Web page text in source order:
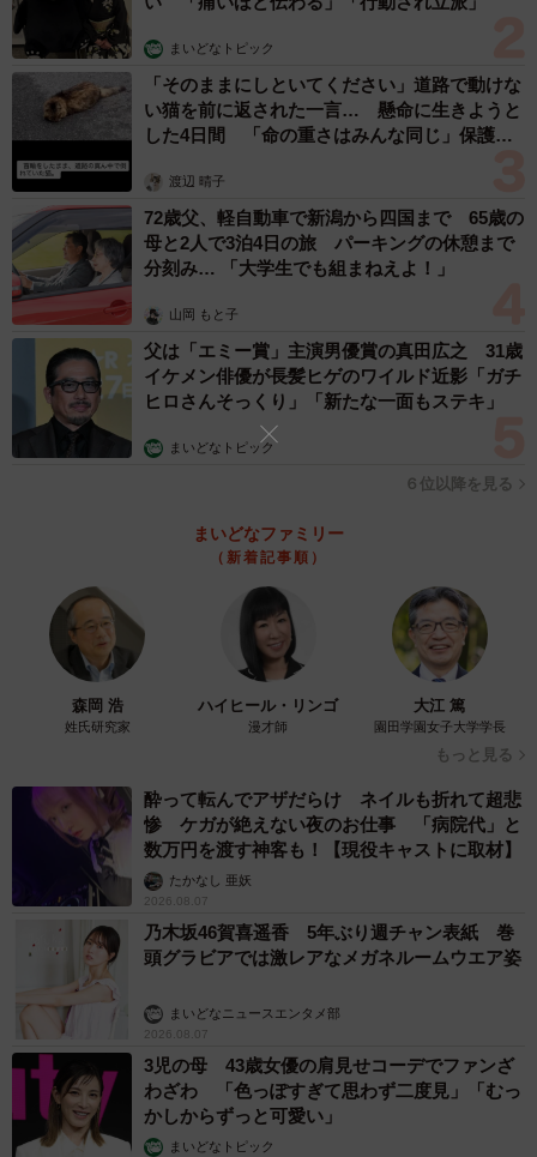
投稿には「長男、ヒーローになれるかな？」と綴られてい
ましたが、その願いは現実のものとなったそう。息子さん
同様、「100」という数字の大きさに周囲のクラスメイトも
驚いて、次々と声を掛けてくれたのだとか。
「息子が回収ボックスにベルマークを入れるところをクラ
スメイトが見ていたようで、『すげーすげー』と言われた
そう。『僕、人気者になっちゃった』と、すごく嬉しそう
に帰ってきました。本人のちょっとした成功体験になった
みたいです。息子の自己肯定感みたいなものも高くなり、
我が家のほっこりネタになりました」
今回の投稿には、「種類ごとに仕分けないといけない」な
ど、ベルマーク活動の大変さについても、経験者からコメ
ントが寄せられたそう。「機会があればベルマーク委員会
miaskiさんは語ります。
◇ ◇
ちなみに、公益財団法人ベルマーク教育助成財団が公表し
ている「ベルマーク一覧表」によると、最も高得点となっ
ているのは日本テトラパック協会による、「協会のマーク
が付いた紙パックを10kg集めると最高400点」というも
の。ジブラルタ生命保険の100点は次に高いベルマークとな
っていました。
【出典】
▽ベルマーク一覧表（2025年度版）
https://www.bellmark.or.jp/storage/2025/04/07/1028242885/
2885.pdf
まいどなトピック
「そのままにしといてください」道路で動けな
い猫を前に返された一言… 懸命に生きようと
した4日間 「命の重さはみんな同じ」保護団
渡辺 晴子
72歳父、軽自動車で新潟から四国まで 65歳の
母と2人で3泊4日の旅 パーキングの休憩まで
分刻み… 「大学生でも組まねえよ！」
山岡 もと子
父は「エミー賞」主演男優賞の真田広之 31歳
イケメン俳優が長髪ヒゲのワイルド近影「ガチ
ヒロさんそっくり」「新たな一面もステキ」
まいどなトピック
６位以降を見る
まいどなファミリー
（新着記事順）
森岡 浩
姓氏研究家
ハイヒール・リンゴ
漫才師
大江 篤
園田学園女子大学学長
もっと見る
酔って転んでアザだらけ ネイルも折れて超悲
惨 ケガが絶えない夜のお仕事 「病院代」と
数万円を渡す神客も！【現役キャストに取材】
たかなし 亜妖
2026.08.07
乃木坂46賀喜遥香 5年ぶり週チャン表紙 巻
頭グラビアでは激レアなメガネルームウエア姿
まいどなニュースエンタメ部
2026.08.07
3児の母 43歳女優の肩見せコーデでファンざ
わざわ 「色っぽすぎて思わず二度見」「むっ
かしからずっと可愛い」
まいどなトピック